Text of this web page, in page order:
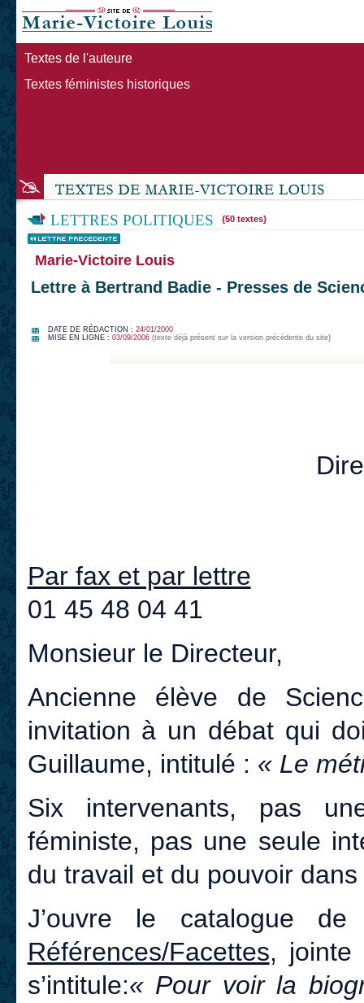
Textes de l'auteure
Textes féministes historiques
LETTRES POLITIQUES {50 textes}
Marie-Victoire Louis
Lettre à Bertrand Badie - Presses de
DATE DE RÉDACTION : 24/01/2000
MISE EN LIGNE : 03/09/2006(texte déjà présent sur la version précédente du site)
Par fax et par lettre
01 45 48 04 41
Monsieur le Directeur,
Ancienne élève de
invitation à un débat qui
Guillaume, intitulé : « Le
Six intervenants, pas
féministe, pas une seule
du travail et du pouvoir dans
J’ouvre le catalogue
Références/Facettes, jointe
s’intitule:« Pour voir la